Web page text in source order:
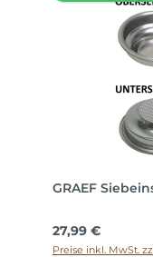
GRAEF
Regulärer Preis:
27,99 €
Preise inkl. MwSt.